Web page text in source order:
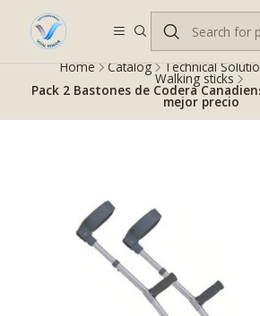
Despacho gratis en RM desde
Home Catalog Technical
Walking sticks
Pack 2 Bastones de Codera
mejor precio